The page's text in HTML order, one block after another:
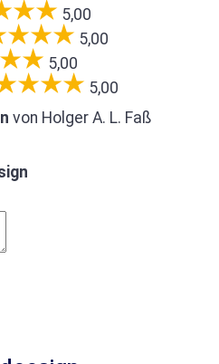
5,00
5,00
5,00
5,00
von Holger A. L. Faß